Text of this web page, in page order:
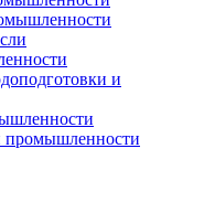
и
промышленности